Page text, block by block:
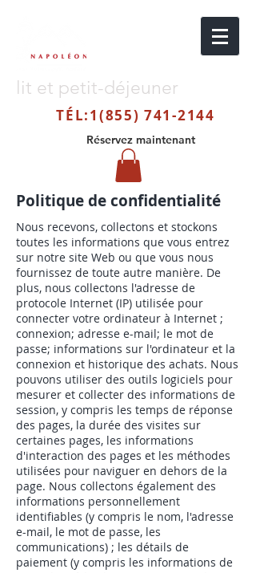
lit et petit-déjeuner
TÉL:1(855) 741-2144
Réservez maintenant
Politique de confidentialité
Nous recevons, collectons et stockons
toutes les informations que vous entrez
sur notre site Web ou que vous nous
fournissez de toute autre manière. De
plus, nous collectons l'adresse de
protocole Internet (IP) utilisée pour
connecter votre ordinateur à Internet ;
connexion; adresse e-mail; le mot de
passe; informations sur l'ordinateur et la
connexion et historique des achats. Nous
pouvons utiliser des outils logiciels pour
mesurer et collecter des informations de
session, y compris les temps de réponse
des pages, la durée des visites sur
certaines pages, les informations
d'interaction des pages et les méthodes
utilisées pour naviguer en dehors de la
page. Nous collectons également des
informations personnellement
identifiables (y compris le nom, l'adresse
e-mail, le mot de passe, les
communications) ; les détails de
paiement (y compris les informations de